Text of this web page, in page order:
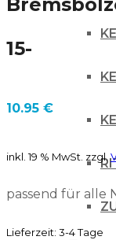
15-
10.95 €
inkl. 19 % MwSt. zzgl.
passend für alle
Lieferzeit: 3-4 Tage